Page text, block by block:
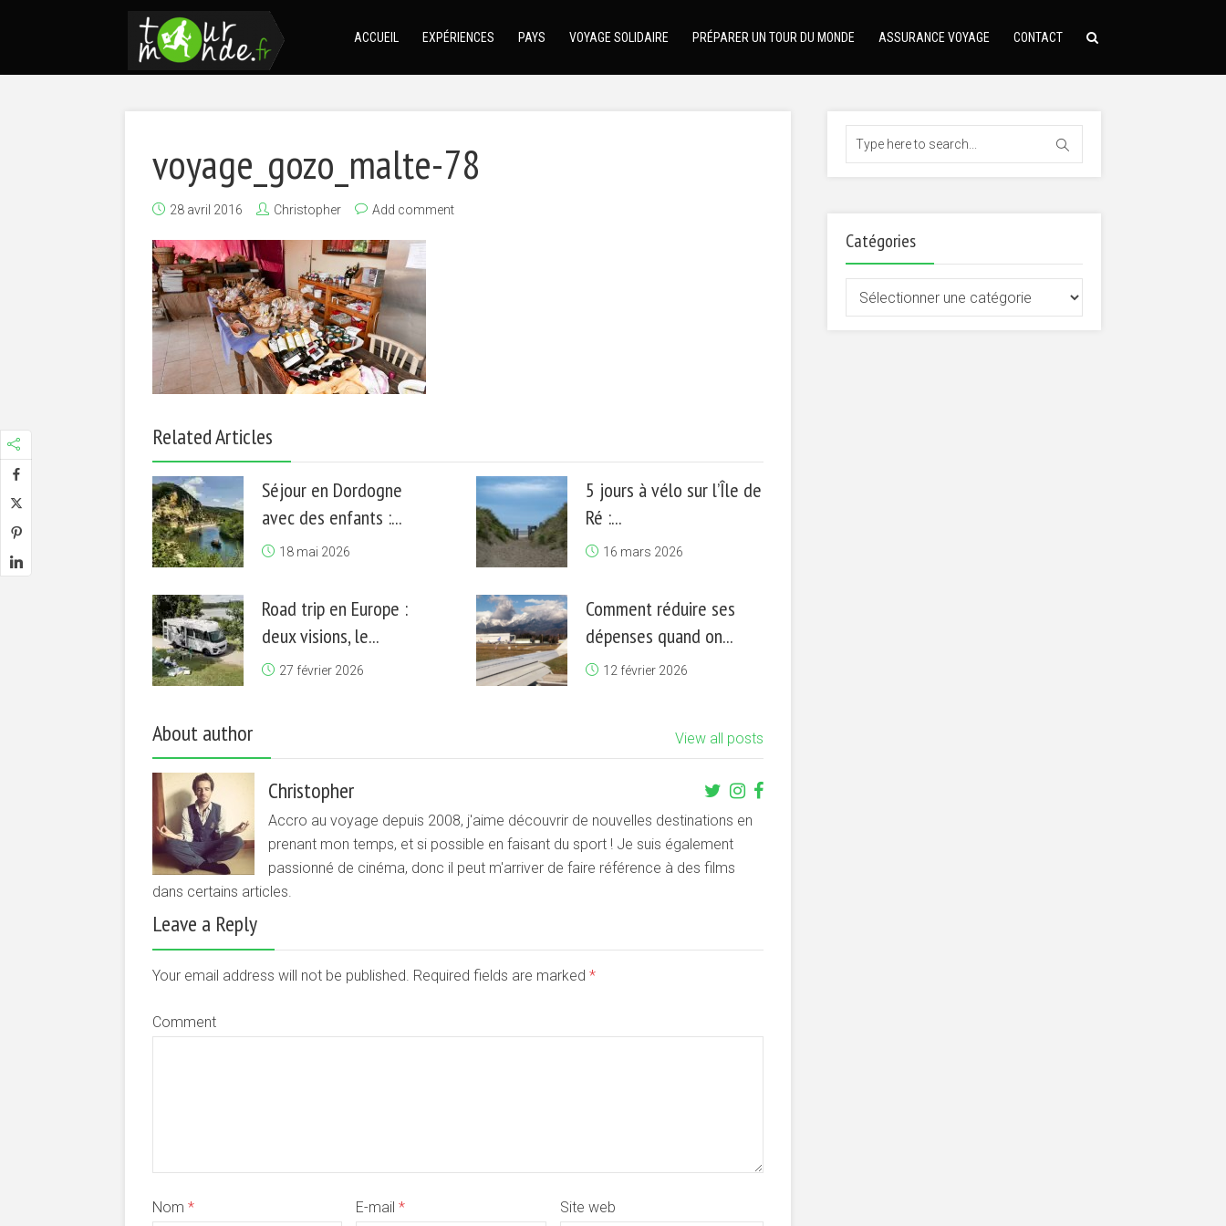
ACCUEIL EXPÉRIENCES PAYS VOYAGE SOLIDAIRE PRÉPARER UN TOUR DU MONDE ASSURANCE VOYAGE CONTACT
voyage_gozo_malte-78
28 avril 2016 Christopher Add comment
Related Articles
Séjour en Dordogne
avec des enfants :...
18 mai 2026
5 jours à vélo sur l’Île de
Ré :...
16 mars 2026
Road trip en Europe :
deux visions, le...
27 février 2026
Comment réduire ses
dépenses quand on...
12 février 2026
About author View all posts
Christopher
Accro au voyage depuis 2008, j'aime découvrir de nouvelles destinations en
prenant mon temps, et si possible en faisant du sport ! Je suis également
passionné de cinéma, donc il peut m'arriver de faire référence à des films
dans certains articles.
Leave a Reply
Your email address will not be published. Required fields are marked *
Comment
Nom * E-mail* Site web
Catégories